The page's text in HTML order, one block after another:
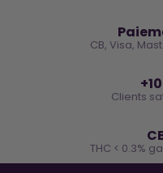
CB, Visa,
Clients
THC < 0.3%